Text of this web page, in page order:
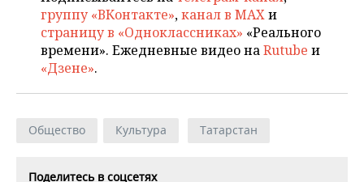
ОТКРЫТАЯ ЛЕКЦИЯ
БАСКЕТБОЛ
ВОЛЕЙБОЛ
ФИГУРНОЕ КАТАНИЕ
ИНФРАСТРУКТУРА
ИСТОРИЯ
МЕДИЦИНА
СПРАВОЧНИК
СПИСОК ПЕРСОН
ПОЛНАЯ ВЕРСИЯ
группу «ВКонтакте»,канал в MAXи
страницу в «Одноклассниках» «Реального
времени». Ежедневные видео наRutube и
«Дзене».
Общество Культура Татарстан
Поделитесь в соцсетях